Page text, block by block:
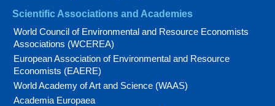
Scientific Associations and Academies
World Council of Environmental and Resource Economists
Associations (WCEREA)
European Association of Environmental and Resource
Economists (EAERE)
World Academy of Art and Science (WAAS)
Academia Europaea